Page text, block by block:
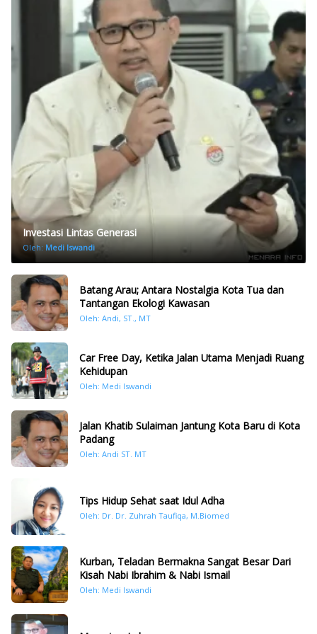
Investasi Lintas Generasi
Oleh: Medi Iswandi
Batang Arau; Antara Nostalgia Kota Tua dan
Tantangan Ekologi Kawasan
Oleh: Andi, ST., MT
Car Free Day, Ketika Jalan Utama Menjadi Ruang
Kehidupan
Oleh: Medi Iswandi
Jalan Khatib Sulaiman Jantung Kota Baru di Kota
Padang
Oleh: Andi ST. MT
Tips Hidup Sehat saat Idul Adha
Oleh: Dr. Dr. Zuhrah Taufiqa, M.Biomed
Kurban, Teladan Bermakna Sangat Besar Dari
Kisah Nabi Ibrahim & Nabi Ismail
Oleh: Medi Iswandi